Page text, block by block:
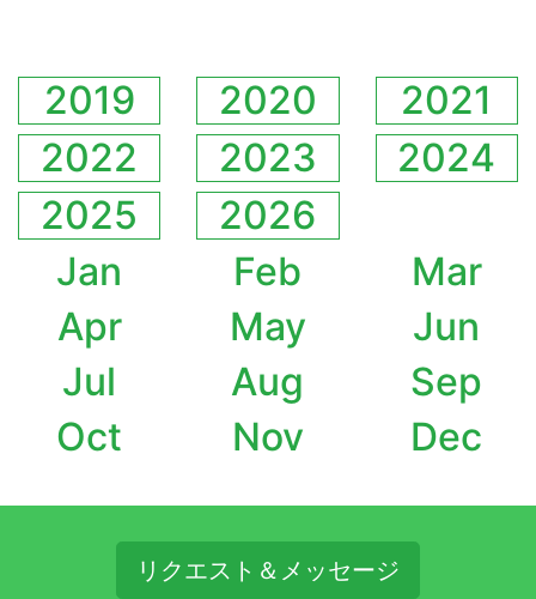
2019 2020
2021
2022
2023
2024
2025
2026
Jan
Feb
Mar
Apr
May
Jun
Jul
Aug
Sep
Oct
Nov Dec
リクエスト＆メッセージ